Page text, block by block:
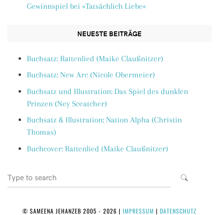
Gewinnspiel bei »Tatsächlich Liebe«
NEUESTE BEITRÄGE
Buchsatz: Rattenlied (Maike Claußnitzer)
Buchsatz: New Arc (Nicole Obermeier)
Buchsatz und Illustration: Das Spiel des dunklen
Prinzen (Ney Sceatcher)
Buchsatz & Illustration: Nation Alpha (Christin
Thomas)
Buchcover: Rattenlied (Maike Claußnitzer)
Search
for:
SEARCH
© SAMEENA JEHANZEB 2005 - 2026 | IMPRESSUM | DATENSCHUTZ